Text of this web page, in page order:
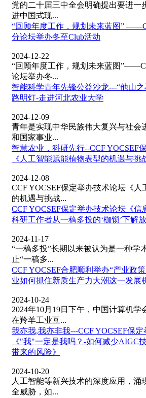
党的二十届三中全会明确提出要进一
进中国式现...
“回顾年度工作，规划未来蓝图”
分论坛举办冬至Club活动
2024-12-22
“回顾年度工作，规划未来蓝图
论坛举办冬...
智能科学青年先锋公益沙龙---“他山
路明灯-走进河北农业大学
2024-12-09
青年是实现中华民族伟大复兴与社会
和国家事业...
智慧农业，科研先行--CCF YOCSEF
《人工智能赋能植物表型的机遇与挑
2024-12-08
CCF YOCSEF保定举办技术论坛《人
的机遇与挑战...
CCF YOCSEF保定举办技术论坛《
科研工作者从一稿多投的‘枷锁’下解放
2024-11-17
“一稿多投”长期以来被认为是一种学
止“一稿多...
CCF YOCSEF合肥顺利举办“产业政
业如何抓住新质生产力大潮这一发展
2024-10-24
2024年10月19日下午，中国计算机学
在羚羊工业互...
我亦我,我亦非我---CCF YOCSEF保
《"我"一定是我吗？-如何减少AIGC
带来的风险》
2024-10-20
人工智能等新兴技术的深度应用，涌
全威胁，如...